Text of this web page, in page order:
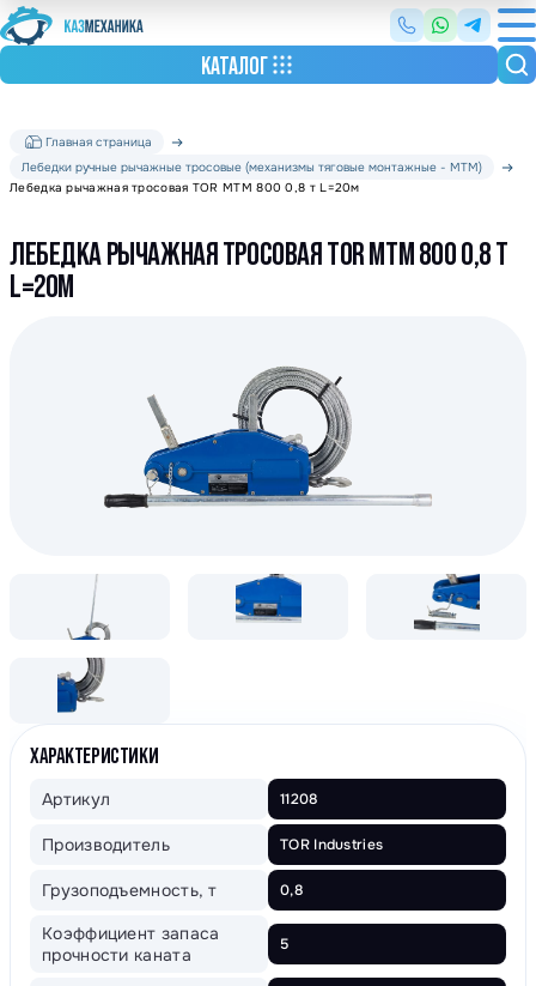
КАТАЛОГ
Главная страница
Лебедки ручные рычажные тросовые (механизмы тяговые монтажные - МТМ)
Лебедка рычажная тросовая TOR МТМ 800 0,8 т L=20м
ЛЕБЕДКА РЫЧАЖНАЯ ТРОСОВАЯ TOR МТМ 800 0,8 Т
L=20М
ХАРАКТЕРИСТИКИ
Артикул 11208
Производитель TOR Industries
Грузоподъемность, т 0,8
Коэффициент запаса
прочности каната
5